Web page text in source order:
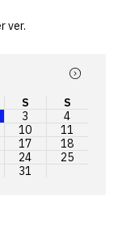
ver.
S
S
3
4
10
11
17
18
24
25
31